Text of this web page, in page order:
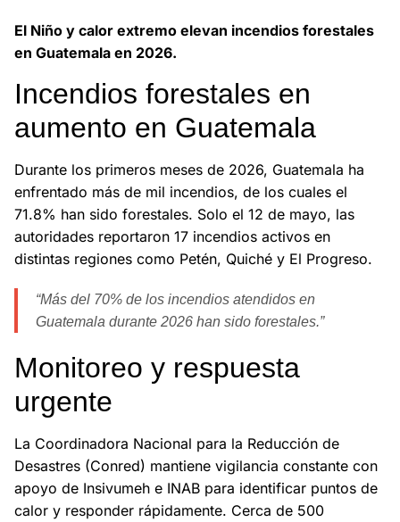
El Niño y calor extremo elevan incendios forestales
en Guatemala en 2026.
Incendios forestales en
aumento en Guatemala
Durante los primeros meses de 2026, Guatemala ha
enfrentado más de mil incendios, de los cuales el
71.8% han sido forestales. Solo el 12 de mayo, las
autoridades reportaron 17 incendios activos en
distintas regiones como Petén, Quiché y El Progreso.
“Más del 70% de los incendios atendidos en
Guatemala durante 2026 han sido forestales.”
Monitoreo y respuesta
urgente
La Coordinadora Nacional para la Reducción de
Desastres (Conred) mantiene vigilancia constante con
apoyo de Insivumeh e INAB para identificar puntos de
calor y responder rápidamente. Cerca de 500